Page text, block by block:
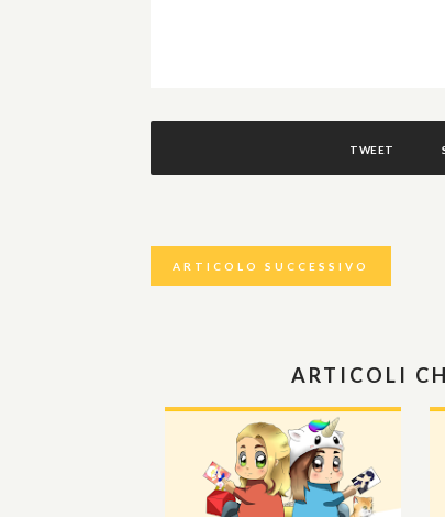
TWEET
ARTICOLO SUCCESSIVO
ARTICOLI